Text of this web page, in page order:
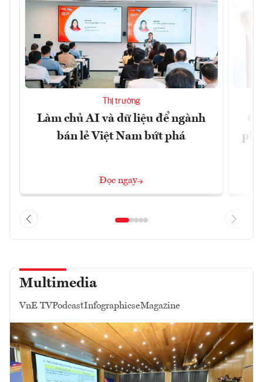
Thị trường
Làm chủ AI và dữ liệu để ngành
bán lẻ Việt Nam bứt phá
Đọc ngay
Multimedia
VnE TVPodcastInfographicseMagazine